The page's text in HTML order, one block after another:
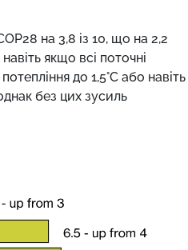
на3,8 із 10, що на 2,2
якщо всі поточні
до 1,5°Cабо навіть
без цих зусиль